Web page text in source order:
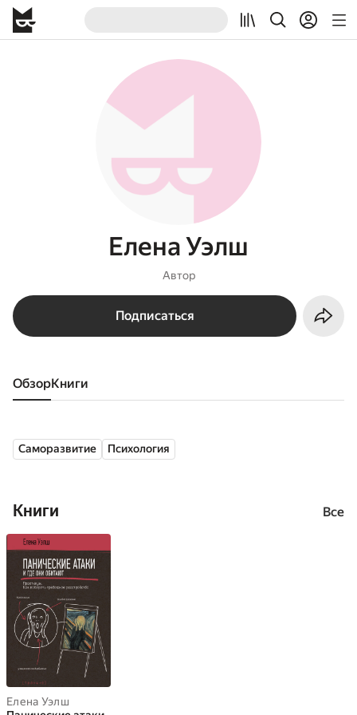
Елена Уэлш
Автор
Подписаться
Обзор книги
Саморазвитие Психология
Книги Все
Елена Уэлш